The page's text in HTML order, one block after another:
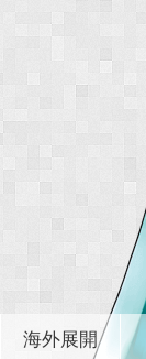
海外展開